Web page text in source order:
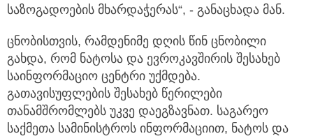
საზოგადოების მხარდაჭერას“, - განაცხადა მან.
ცნობისთვის, რამდენიმე დღის წინ ცნობილი
გახდა, რომ ნატოსა და ევროკავშირის შესახებ
საინფორმაციო ცენტრი უქმდება.
გათავისუფლების შესახებ წერილები
თანამშრომლებს უკვე დაეგზავნათ. საგარეო
საქმეთა სამინისტროს ინფორმაციით, ნატოს და